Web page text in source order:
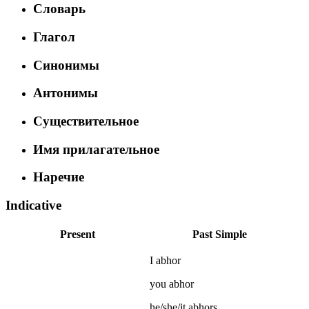
Словарь
Глагол
Синонимы
Антонимы
Существительное
Имя прилагательное
Наречие
Indicative
Present Past Simple
I abhor
you abhor